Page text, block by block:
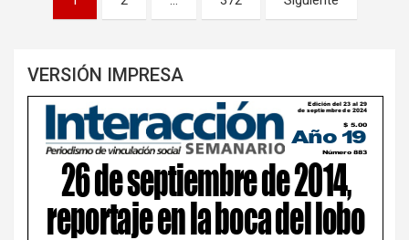
VERSIÓN IMPRESA